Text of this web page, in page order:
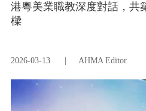
港粵美業職教深度對話，共
樑
2026-03-13 AHMA Editor